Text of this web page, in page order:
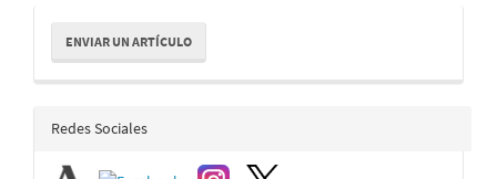
Enviar
un
artículo
ENVIAR UN ARTÍCULO
redes_sociales
Redes Sociales